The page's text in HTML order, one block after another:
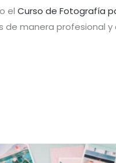
el Curso de Fotografía
manera profesional